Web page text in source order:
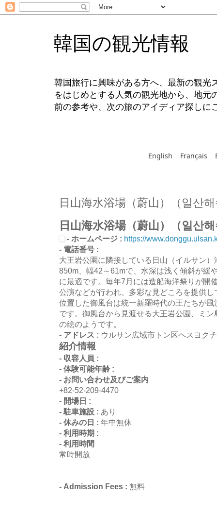
韓国の観光情報
韓国旅行に興味がある方へ、最新の観光
をはじめとする人気の観光地から、地
前の参考や、次の旅のアイディア探しに
English Français
日山海水浴場（蔚山）（일산
日山海水浴場（蔚山）（일산
- ホームページ : https://
- 電話番号 :
大王岩公園に隣接している日山（イルサン
850m、幅42～61mで、水深は浅く傾斜が緩
に最適です。毎年7月には造船海洋祭りが開
公演などが行われ、多彩な見どころを提供
位置した御風台は統一新羅時代の王たちが
です。御風台から見渡せる大王岩公園、ミ
の絵のようです。
- アドレス : ウルサン広域市トン区ヘスヨク
紹介情報
- 収容人員 :
- 体験可能年齢 :
- お問い合わせ及びご案内
+82-52-209-4470
- 開場日 :
- 駐車施設 : あり
- 休みの日 : 年中無休
- 利用時期 :
- 利用時間
常時開放
- Admission Fees : 無料